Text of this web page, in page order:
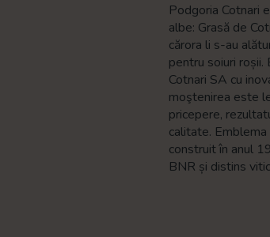
Podgoria Cotnari
albe: Grasă de
cărora li s-au
pentru soiuri
Cotnari SA cu
moştenirea este
pricepere,
calitate.
construit în anul
BNR și distins